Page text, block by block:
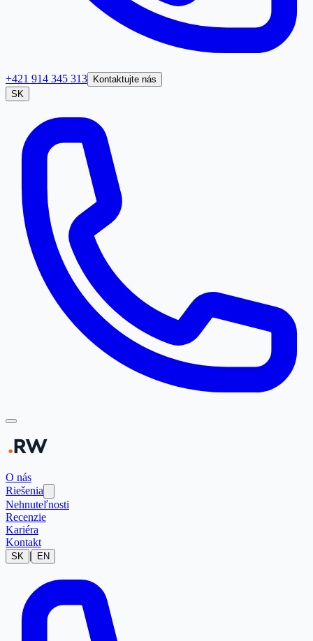
+421 914 345 313
Kontaktujte nás
SK
O nás
Riešenia
Nehnuteľnosti
Recenzie
Kariéra
Kontakt
SK | EN